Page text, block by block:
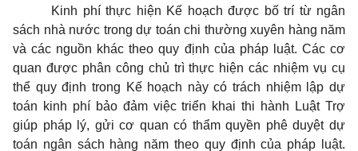
Kinh phí thực hiện Kế hoạch được bố trí từ ngân
sách nhà nước trong dự toán chi thường xuyên hàng năm
và các nguồn khác theo quy định của pháp luật. Các cơ
quan được phân công chủ trì thực hiện các nhiệm vụ cụ
thể quy định trong Kế hoạch này có trách nhiệm lập dự
toán kinh phí bảo đảm việc triển khai thi hành Luật Trợ
giúp pháp lý, gửi cơ quan có thẩm quyền phê duyệt dự
toán ngân sách hàng năm theo quy định của pháp luật.